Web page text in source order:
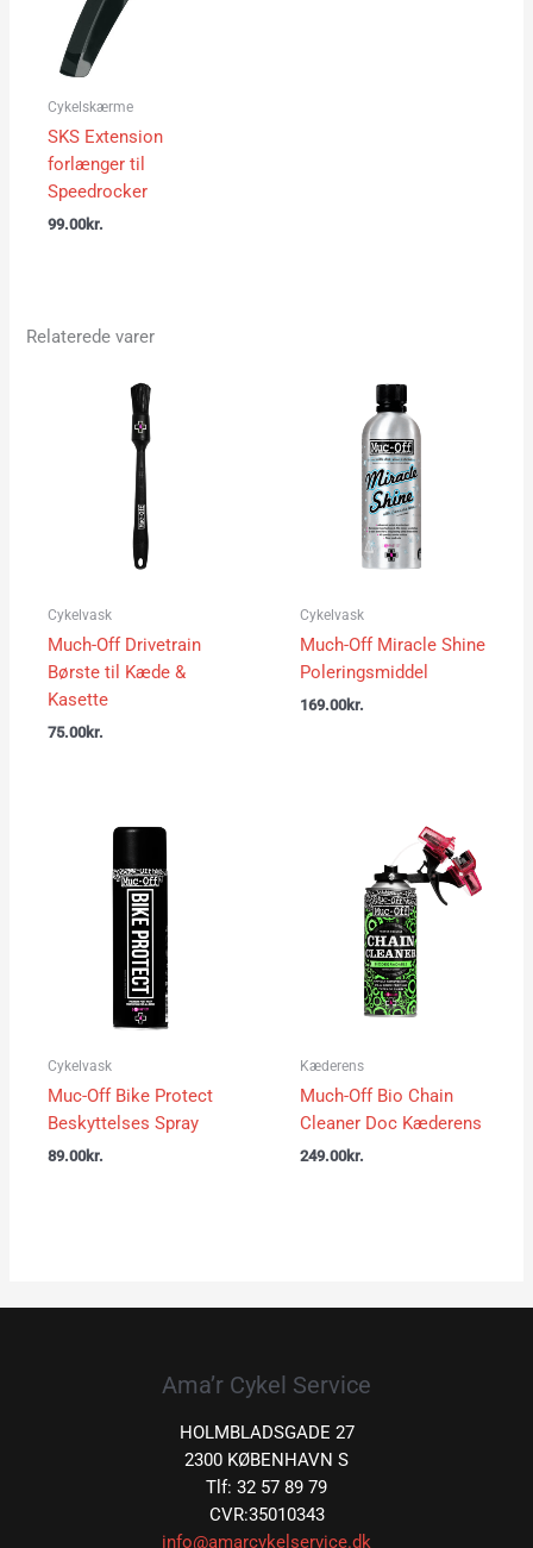
Cykelskærme
SKS Extension
forlænger til
Speedrocker
99.00kr.
Relaterede varer
Cykelvask
Much-Off Drivetrain
Børste til Kæde &
Kasette
75.00kr.
Cykelvask
Much-Off Miracle Shine
Poleringsmiddel
169.00kr.
Cykelvask
Muc-Off Bike Protect
Beskyttelses Spray
89.00kr.
Kæderens
Much-Off Bio Chain
Cleaner Doc Kæderens
249.00kr.
Ama’r Cykel Service
HOLMBLADSGADE 27
2300 KØBENHAVN S
Tlf: 32 57 89 79
CVR:35010343
info@amarcykelservice.dk